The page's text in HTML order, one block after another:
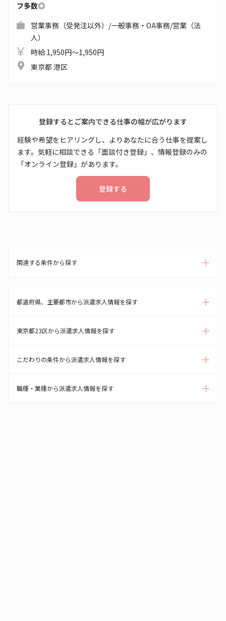
フ多数◎
営業事務（受発注以外）/一般事務・OA事務/営業（法
人）
時給 1,950円～1,950円
東京都 港区
登録するとご案内できる仕事の幅が広がります
経験や希望をヒアリングし、よりあなたに合う仕事を提案し
ます。気軽に相談できる「面談付き登録」、情報登録のみの
「オンライン登録」があります。
登録する
関連する条件から探す
都道府県、主要都市から派遣求人情報を探す
東京都23区から派遣求人情報を探す
こだわりの条件から派遣求人情報を探す
職種・業種から派遣求人情報を探す